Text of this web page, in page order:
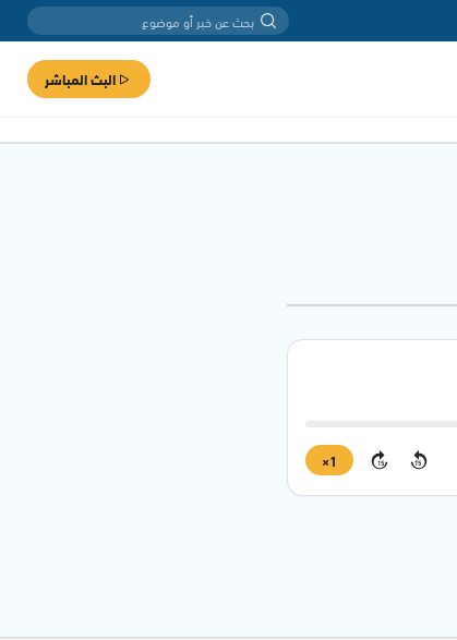
البث المباشر
15
15
1×